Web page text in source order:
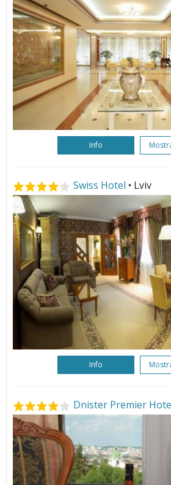
Info
Swiss Hotel • Lviv
Info
Dnister Premier